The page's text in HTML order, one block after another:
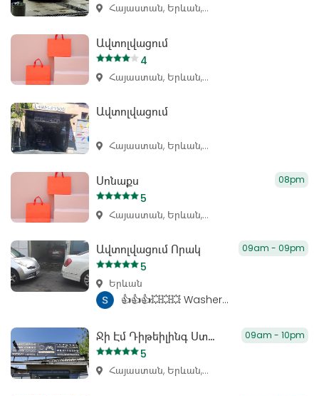
Հայաստան, Երևան,...
Ավտոլվացում
4
Հայաստան, Երևան,...
Ավտոլվացում
Հայաստան, Երևան,...
Սոնաքս 08pm
5
Հայաստան, Երևան,...
Ավտոլվացում Որակ 09am - 09pm
5
Երևան
👍👍👍💥💥💥 Washer...
Ջի Էմ Դիթեիլինգ Ստուդիո 09am - 10pm
5
Հայաստան, Երևան,...